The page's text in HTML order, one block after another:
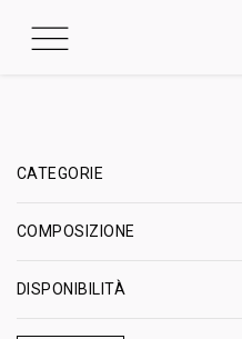
CATEGORIE
COMPOSIZIONE
DISPONIBILITÀ